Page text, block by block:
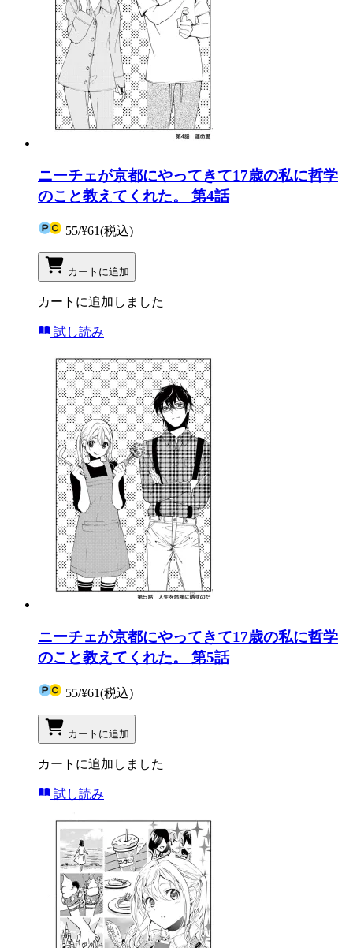
ニーチェが京都にやってきて17歳の私に哲学
のこと教えてくれた。 第4話
55/¥61(税込)
カートに追加
カートに追加しました
試し読み
ニーチェが京都にやってきて17歳の私に哲学
のこと教えてくれた。 第5話
55/¥61(税込)
カートに追加
カートに追加しました
試し読み